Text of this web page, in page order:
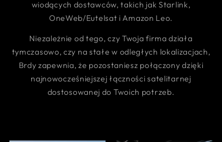
wiodących dostawców, takich jak Starlink,
OneWeb/Eutelsat i Amazon Leo.
Niezależnie od tego, czy Twoja firma działa
tymczasowo, czy na stałe w odległych lokalizacjach,
Brdy zapewnia, że pozostaniesz połączony dzięki
najnowocześniejszej łączności satelitarnej
dostosowanej do Twoich potrzeb.